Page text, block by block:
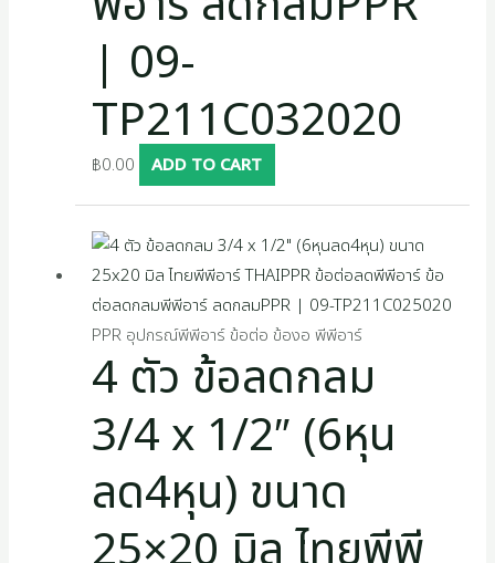
| 09-
TP211C032020
฿0.00 ADD TO CART
PPR อุปกรณ์พีพีอาร์ ข้อต่อ ข้องอ พีพีอาร์
4 ตัว ข้อลดกลม
3/4 x 1/2″ (6หุน
ลด4หุน) ขนาด